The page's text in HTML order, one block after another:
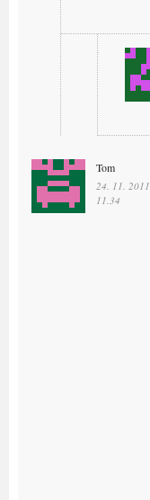
Tom
24. 11. 2011
11.34